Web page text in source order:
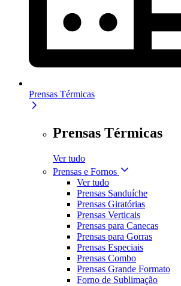
Prensas Térmicas
Prensas Térmicas
Ver tudo
Prensas e Fornos
Ver tudo
Prensas Sanduíche
Prensas Giratórias
Prensas Verticais
Prensas para Canecas
Prensas para Gorras
Prensas Especiais
Prensas Combo
Prensas Grande Formato
Forno de Sublimação